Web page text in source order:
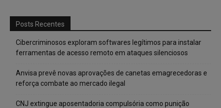
Posts Recentes
Cibercriminosos exploram softwares legítimos para instalar
ferramentas de acesso remoto em ataques silenciosos
Anvisa prevê novas aprovações de canetas emagrecedoras e
reforça combate ao mercado ilegal
CNJ extingue aposentadoria compulsória como punição